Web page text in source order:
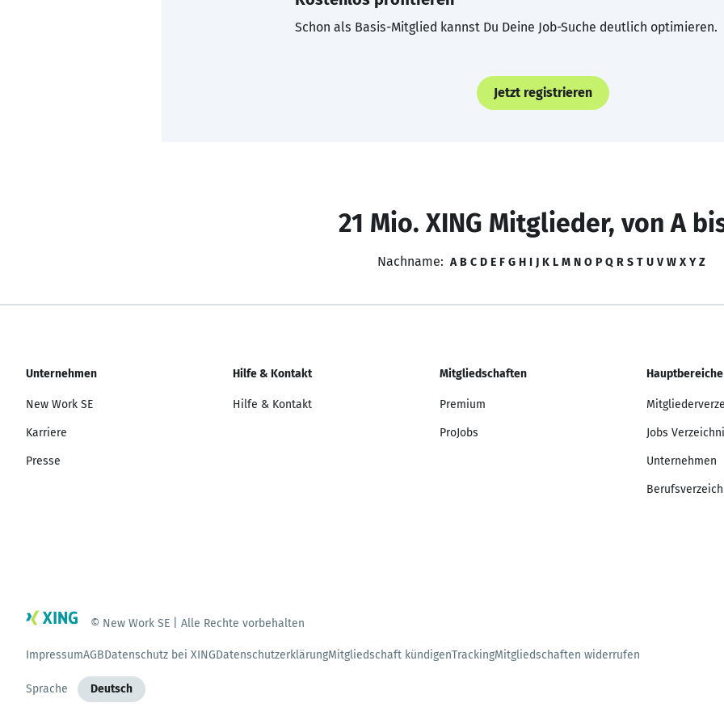
Schon als Basis-Mitglied kannst Du Deine Job-Suche deutlich optimieren.
Jetzt registrieren
21 Mio. XING Mitglieder, von A
Nachname: A B C D E F G H I J K L M N O P Q R S T U V W X Y Z
Unternehmen
New Work SE
Karriere
Presse
Hilfe & Kontakt
Hilfe & Kontakt
Mitgliedschaften
Premium
ProJobs
Hauptbereiche
Jobs
Unternehmen
© New Work SE | Alle Rechte vorbehalten
ImpressumAGBDatenschutz bei XINGDatenschutzerklärungMitgliedschaft kündigenTrackingMitgliedschaften widerrufen
Sprache Deutsch